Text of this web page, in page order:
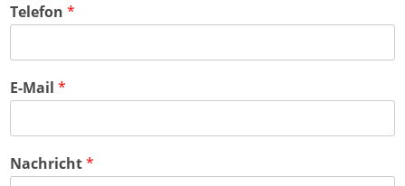
s
s
i
e
t
a
n
Telefon *
E-Mail *
Nachricht*